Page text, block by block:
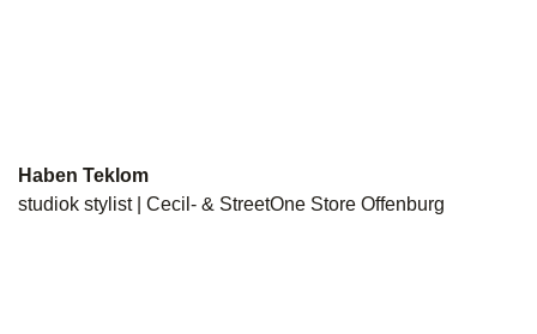
Haben Teklom
studiok stylist | Cecil- & StreetOne Store Offenburg